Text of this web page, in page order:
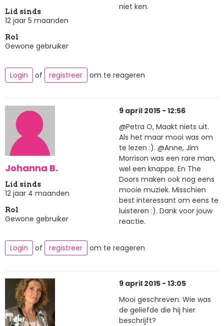
Lid sinds
12 jaar 5 maanden
Rol
Gewone gebruiker
niet ken.
Login of registreer om te reageren
Johanna B.
Lid sinds
12 jaar 4 maanden
Rol
Gewone gebruiker
9 april 2015 - 12:56
@Petra O, Maakt niets uit.
Als het maar mooi was om
te lezen :). @Anne, Jim
Morrison was een rare man,
wel een knappe. En The
Doors maken ook nog eens
mooie muziek. Misschien
best interessant om eens te
luisteren :). Dank voor jouw
reactie.
Login of registreer om te reageren
9 april 2015 - 13:05
Mooi geschreven. Wie was
de geliefde die hij hier
beschrijft?